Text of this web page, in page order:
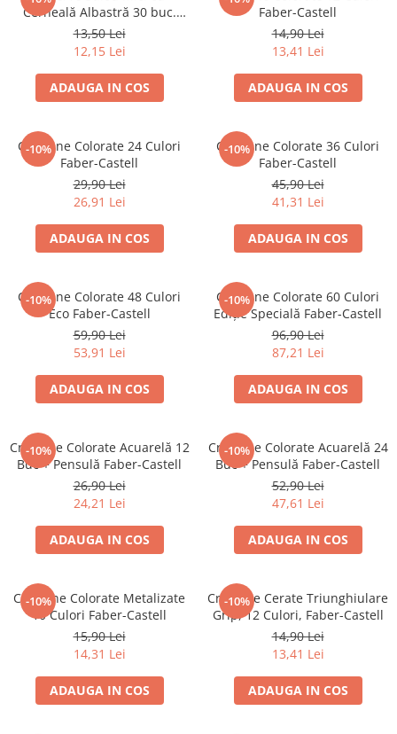
Suporturi și organizatoare de birou
Caiete și Blocuri
Blocnotesuri
Blocuri de desen
Caiete Biologie
Caiete cu Spirală
Caiete Dictando
Caiete Geografie
Caiete Matematica
Caiete Muzică
Caiete Studențești
Caiete Tip II
Caiete Velin
Vocabulare
Calculatoare
Instrumente de scris și desen
Carioci
Creioane cerate
Creioane colorate
Creioane mecanice
Linere
Markere
Pixuri
Rezerve stilouri
Măsurare și trasare
Cerneală Albastră 30 buc.
Faber-Castell
13,50 Lei
12,15 Lei
ADAUGA IN COS
Faber-Castell
14,90 Lei
13,41 Lei
ADAUGA IN COS
-10%
Creioane Colorate 24 Culori
Faber-Castell
29,90 Lei
26,91 Lei
ADAUGA IN COS
-10%
Creioane Colorate 36 Culori
Faber-Castell
45,90 Lei
41,31 Lei
ADAUGA IN COS
-10%
Creioane Colorate 48 Culori
Eco Faber-Castell
59,90 Lei
53,91 Lei
ADAUGA IN COS
-10%
Creioane Colorate 60 Culori
Ediție Specială Faber-Castell
96,90 Lei
87,21 Lei
ADAUGA IN COS
-10%
Creioane Colorate Acuarelă 12
Buc + Pensulă Faber-Castell
26,90 Lei
24,21 Lei
ADAUGA IN COS
-10%
Creioane Colorate Acuarelă 24
Buc + Pensulă Faber-Castell
52,90 Lei
47,61 Lei
ADAUGA IN COS
-10%
Creioane Colorate Metalizate
10 Culori Faber-Castell
15,90 Lei
14,31 Lei
ADAUGA IN COS
-10%
Creioane Cerate Triunghiulare
Grip, 12 Culori, Faber-Castell
14,90 Lei
13,41 Lei
ADAUGA IN COS